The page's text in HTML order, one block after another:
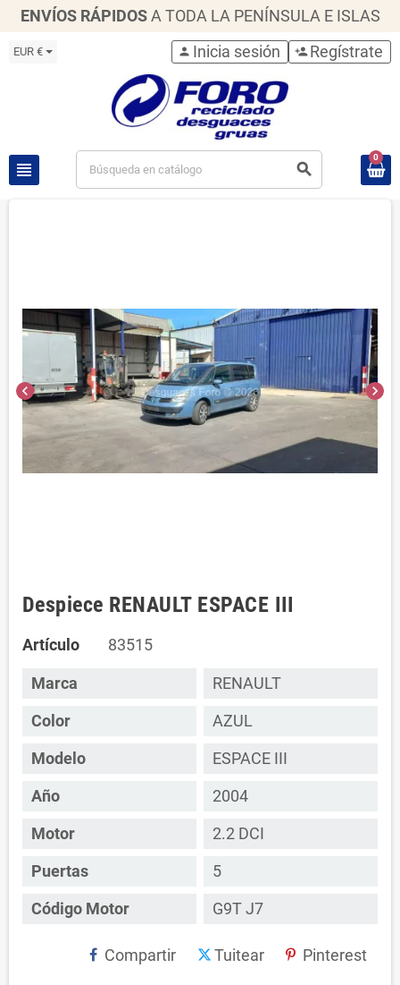
ENVÍOS RÁPIDOS A TODA LA PENÍNSULA E ISLAS
EUR €
view_headline search
person Inicia sesión person_add Regístrate
0
chevron_left chevron_right
Despiece RENAULT ESPACE III
Artículo 83515
Marca
RENAULT
Color
AZUL
Modelo
ESPACE III
Año
2004
Motor
2.2 DCI
Puertas
5
Código Motor
G9T J7
Compartir Tuitear Pinterest